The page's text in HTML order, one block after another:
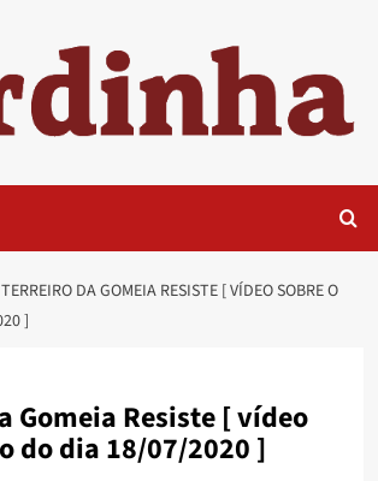
TERREIRO DA GOMEIA RESISTE [ VÍDEO SOBRE O
]
Gomeia Resiste [ vídeo
do dia 18/07/2020 ]